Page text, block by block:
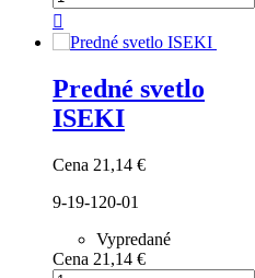

Predné svetlo
ISEKI
Cena 21,14 €
9-19-120-01
Vypredané
Cena 21,14 €